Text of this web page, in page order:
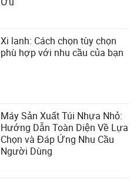
Xi lanh: Cách chọn tùy chọn
phù hợp với nhu cầu của bạn
Máy Sản Xuất Túi Nhựa Nhỏ:
Hướng Dẫn Toàn Diện Về Lựa
Chọn và Đáp Ứng Nhu Cầu
Người Dùng